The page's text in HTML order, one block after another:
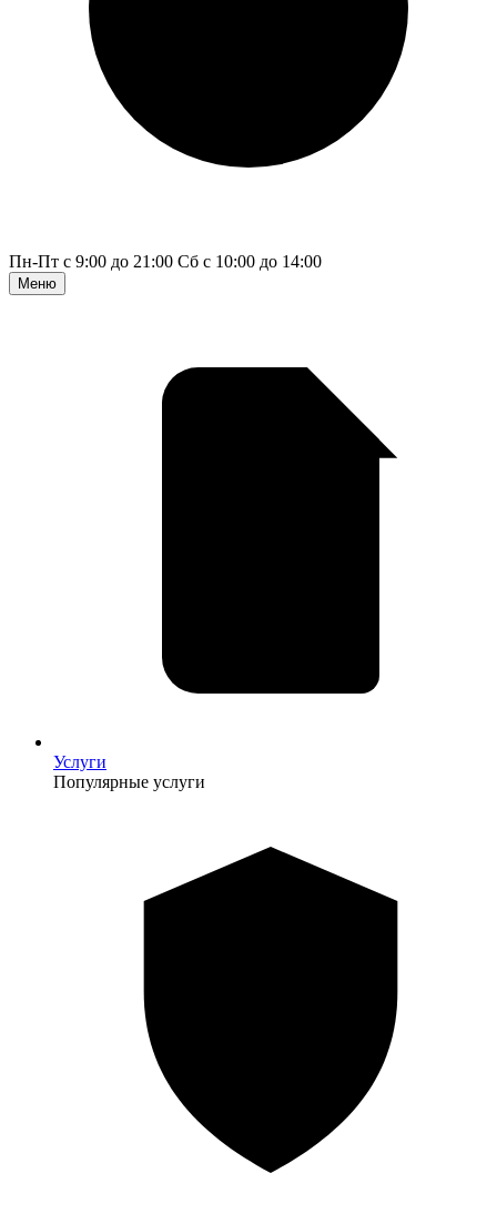
Пн-Пт с 9:00 до 21:00 Сб с 10:00 до 14:00
Меню
Услуги
Популярные услуги